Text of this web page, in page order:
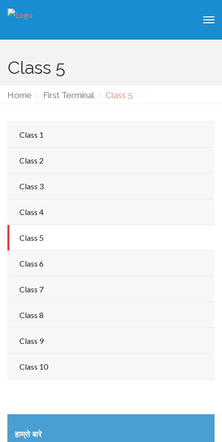
Class 5
Home First Terminal Class 5
Class 1
Class 2
Class 3
Class 4
Class 5
Class 6
Class 7
Class 8
Class 9
Class 10
हाम्रो बारे